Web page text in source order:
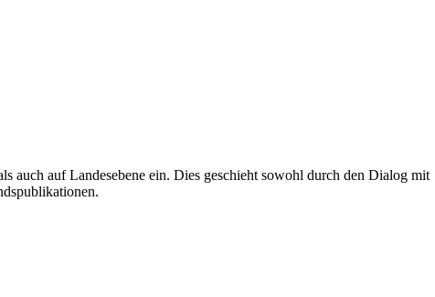
auch auf Landesebene ein. Dies geschieht sowohl durch den Dialog mit